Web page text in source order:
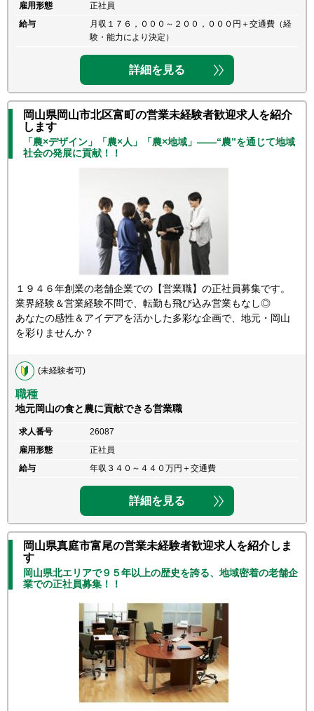
雇用形態
正社員
給与
月収１７６，０００～２００，０００円＋交通費（経
験・能力により決定）
詳細を見る
岡山県岡山市北区富町の営業未経験者歓迎求人を紹介
します
「農×デザイン」「農×人」「農×地域」――“農”を通じて地域
社会の発展に貢献！！
１９４６年創業の老舗企業での【営業職】の正社員募集です。
業界経験＆営業経験不問で、転勤も飛び込み営業もなし◎
あなたの感性＆アイデアを活かした多彩な企画で、地元・岡山
を彩りませんか？
(未経験者可)
職種
地元岡山の食と農に貢献できる営業職
求人番号
26087
雇用形態
正社員
給与
年収３４０～４４０万円＋交通費
詳細を見る
岡山県真庭市富尾の営業未経験者歓迎求人を紹介しま
す
岡山県北エリアで９５年以上の歴史を誇る、地域密着の老舗企
業での正社員募集！！